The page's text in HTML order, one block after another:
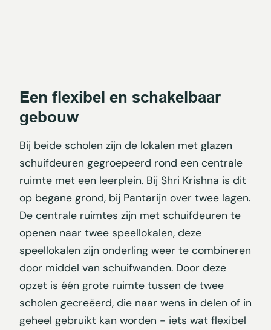
Een flexibel en schakelbaar
gebouw
Bij beide scholen zijn de lokalen met glazen
schuifdeuren gegroepeerd rond een centrale
ruimte met een leerplein. Bij Shri Krishna is dit
op begane grond, bij Pantarijn over twee lagen.
De centrale ruimtes zijn met schuifdeuren te
openen naar twee speellokalen, deze
speellokalen zijn onderling weer te combineren
door middel van schuifwanden. Door deze
opzet is één grote ruimte tussen de twee
scholen gecreëerd, die naar wens in delen of in
geheel gebruikt kan worden - iets wat flexibel